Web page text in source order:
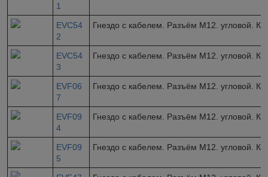
1
EVC54
2
Гнездо с кабелем. Разъём M12. угловой.
EVC54
3
Гнездо с кабелем. Разъём M12. угловой.
EVF06
7
Гнездо с кабелем. Разъём M12. угловой.
EVF09
4
Гнездо с кабелем. Разъём M12. угловой.
EVF09
5
Гнездо с кабелем. Разъём M12. угловой.